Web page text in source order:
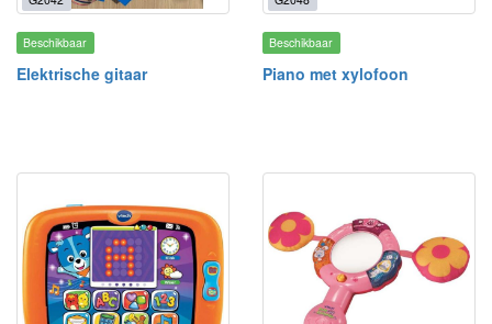
Beschikbaar
Elektrische gitaar
Beschikbaar
Piano met xylofoon